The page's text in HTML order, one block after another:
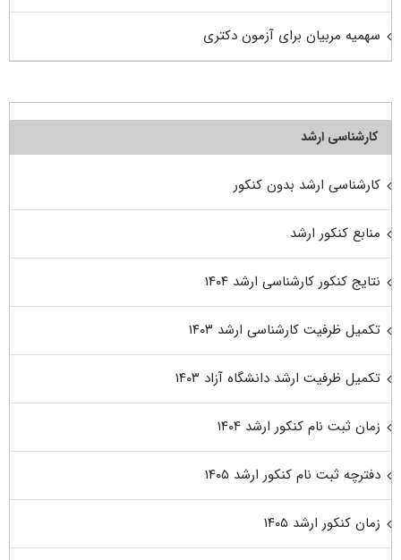
سهمیه مربیان برای آزمون دکتری
کارشناسی ارشد
کارشناسی ارشد بدون کنکور
منابع کنکور ارشد
نتایج کنکور کارشناسی ارشد ۱۴۰۴
تکمیل ظرفیت کارشناسی ارشد ۱۴۰۳
تکمیل ظرفیت ارشد دانشگاه آزاد ۱۴۰۳
زمان ثبت نام کنکور ارشد ۱۴۰۴
دفترچه ثبت نام کنکور ارشد ۱۴۰۵
زمان کنکور ارشد ۱۴۰۵